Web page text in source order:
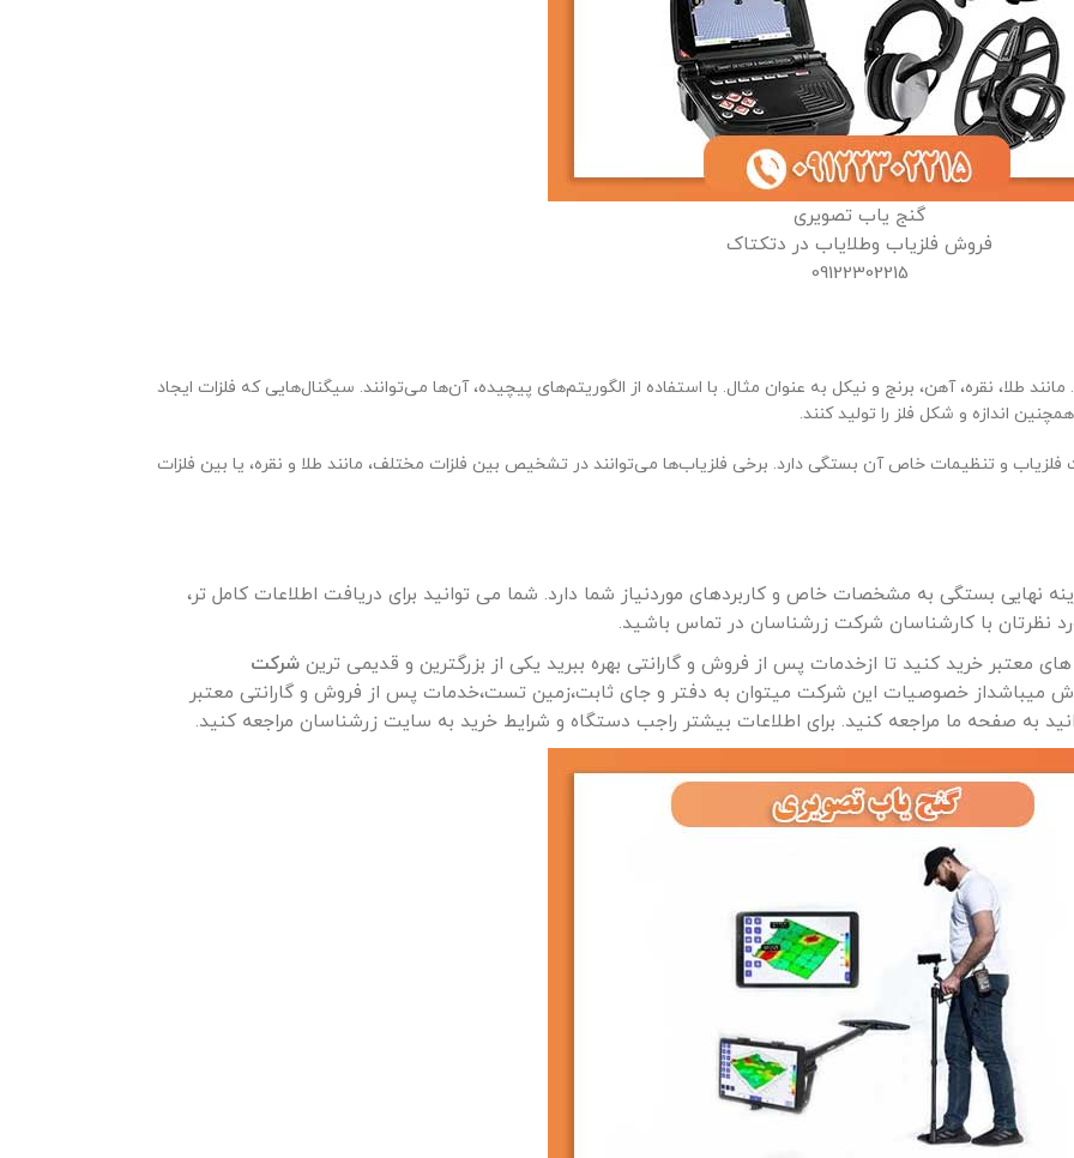
گنج یاب تصویری
فروش فلزیاب وطلایاب در دتکتاک
09122302215
نقره، آهن، برنج و نیکل به عنوان مثال. با استفاده از الگوریتم‌های پیچیده، آن‌ها می‌توانند. سیگنال‌هایی که فلزات ایجاد
اندازه و شکل فلز را تولید کنند.
و تنظیمات خاص آن بستگی دارد. برخی فلزیاب‌ها می‌توانند در تشخیص بین فلزات مختلف، مانند طلا و نقره، یا بین فلزات
نهایی بستگی به مشخصات خاص و کاربردهای موردنیاز شما دارد. شما می توانید برای دریافت اطلاعات کامل تر،
نظرتان با کارشناسان شرکت زرشناسان در تماس باشید.
معتبر خرید کنید تا ازخدمات پس از فروش و گارانتی بهره ببرید یکی از بزرگترین و قدیمی ترین شرکت
میباشداز خصوصیات این شرکت میتوان به دفتر و جای ثابت،زمین تست،خدمات پس از فروش و گارانتی معتبر
به صفحه ما مراجعه کنید. برای اطلاعات بیشتر راجب دستگاه و شرایط خرید به سایت زرشناسان مراجعه کنید.